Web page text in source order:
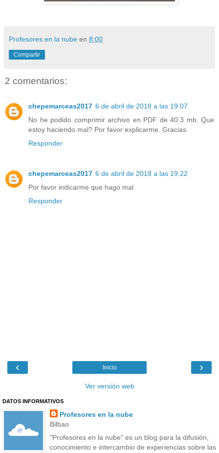
Profesores en la nube en 8:00
Compartir
2 comentarios:
chepemarceas2017 6 de abril de 2018 a las 19:07
No he podido comprimir archivo en PDF de 40.3 mb. Que
estoy haciendo mal? Por favor explicarme. Gracias.
Responder
chepemarceas2017 6 de abril de 2018 a las 19:22
Por favor indicarme que hago mal
Responder
‹ ›
Inicio
Ver versión web
DATOS INFORMATIVOS
Profesores en la nube
Bilbao
"Profesores en la nube" es un blog para la difusión,
conocimiento e intercambio de experiencias sobre las